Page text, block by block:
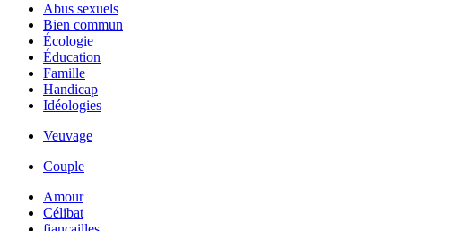
Abus sexuels
Bien commun
Écologie
Éducation
Famille
Handicap
Idéologies
Veuvage
Couple
Amour
Célibat